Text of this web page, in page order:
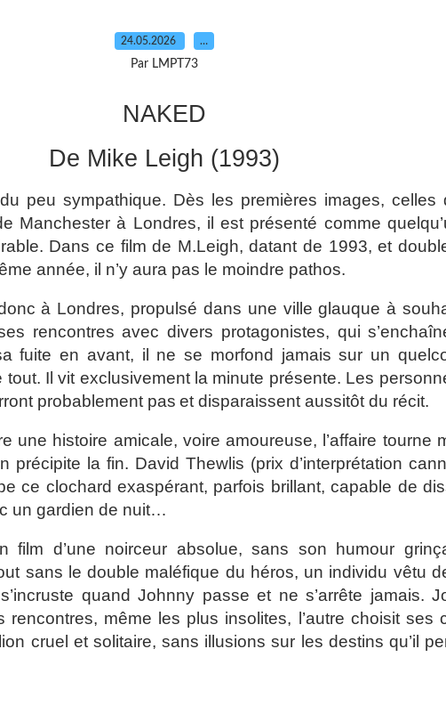
24.05.2026 …
Par LMPT73
NAKED
De Mike Leigh (1993)
peu sympathique. Dès les premières images, celles
Manchester à Londres, il est présenté comme
Dans ce film de M.Leigh, datant de 1993, et
année, il n’y aura pas le moindre pathos.
à Londres, propulsé dans une ville glauque à
rencontres avec divers protagonistes, qui
fuite en avant, il ne se morfond jamais sur un
tout. Il vit exclusivement la minute présente. Les
probablement pas et disparaissent aussitôt du récit.
une histoire amicale, voire amoureuse, l’affaire tourne
précipite la fin. David Thewlis (prix d’interprétation
ce clochard exaspérant, parfois brillant, capable de
un gardien de nuit…
film d’une noirceur absolue, sans son humour
sans le double maléfique du héros, un individu vêtu
quand Johnny passe et ne s’arrête jamais.
même les plus insolites, l’autre choisit ses
cruel et solitaire, sans illusions sur les destins qu’il